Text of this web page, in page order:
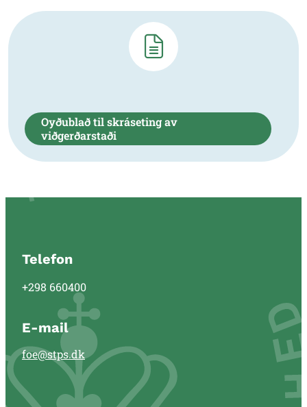
Oyðublað til skráseting av
viðgerðarstaði
Telefon
+298 660400
E-mail
foe@stps.dk